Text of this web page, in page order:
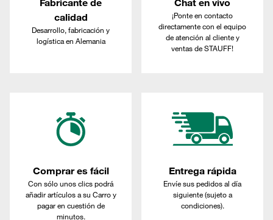
Fabricante de
calidad
Desarrollo, fabricación y
logística en Alemania
Chat en vivo
¡Ponte en contacto
directamente con el equipo
de atención al cliente y
ventas de STAUFF!
Comprar es fácil
Con sólo unos clics podrá
añadir artículos a su Carro y
pagar en cuestión de
minutos.
Entrega rápida
Envíe sus pedidos al día
siguiente (sujeto a
condiciones).